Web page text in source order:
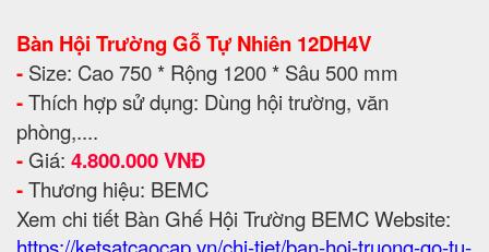
Bàn Hội Trường Gỗ Tự Nhiên 12DH4V
- Size: Cao 750 * Rộng 1200 * Sâu 500 mm
-Thích hợp sử dụng: Dùng hội trường, văn
phòng,....
- Giá: 4.800.000 VNĐ
-Thương hiệu: BEMC
Xem chi tiết Bàn Ghế Hội Trường BEMCWebsite: